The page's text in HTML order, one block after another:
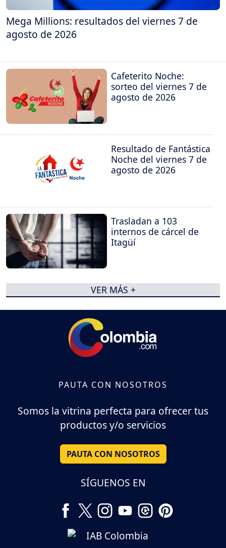
Mega Millions: resultados del viernes 7 de
agosto de 2026
Cafeterito Noche:
sorteo del viernes 7 de
agosto de 2026
Resultado de Fantástica
Noche del viernes 7 de
agosto de 2026
Trasladan a 103
internos de cárcel de
Itagüí
VER MÁS +
PAUTA CON NOSOTROS
Somos la vitrina perfecta para ofrecer tus
productos y/o servicios
PAUTA CON NOSOTROS
SÍGUENOS EN